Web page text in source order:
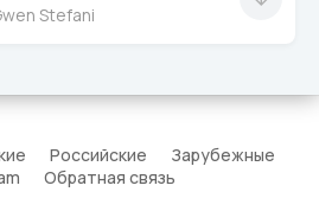
Stefani
Российские
Зарубежные
Обратная связь